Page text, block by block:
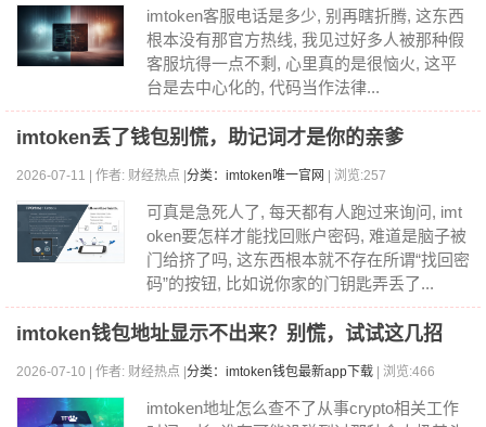
imtoken客服电话是多少, 别再瞎折腾, 这东西
根本没有那官方热线, 我见过好多人被那种假
客服坑得一点不剩, 心里真的是很恼火, 这平
台是去中心化的, 代码当作法律...
imtoken丢了钱包别慌，助记词才是你的亲爹
2026-07-11 | 作者: 财经热点 | 分类：imtoken唯一官网 | 浏览:257
可真是急死人了, 每天都有人跑过来询问, imt
oken要怎样才能找回账户密码, 难道是脑子被
门给挤了吗, 这东西根本就不存在所谓“找回密
码”的按钮, 比如说你家的门钥匙弄丢了...
imtoken钱包地址显示不出来？别慌，试试这几招
2026-07-10 | 作者: 财经热点 | 分类：imtoken钱包最新app下载 | 浏览:466
imtoken地址怎么查不了从事crypto相关工作